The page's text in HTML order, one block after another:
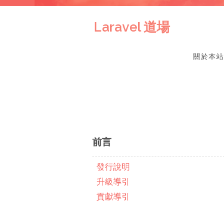
Laravel 道場
關於本站
前言
發行說明
升級導引
貢獻導引